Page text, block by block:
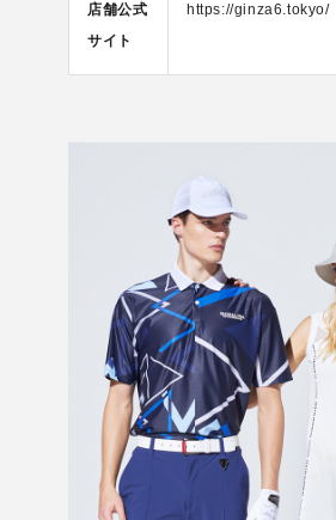
店舗公式
サイト
https://ginza6.tokyo/